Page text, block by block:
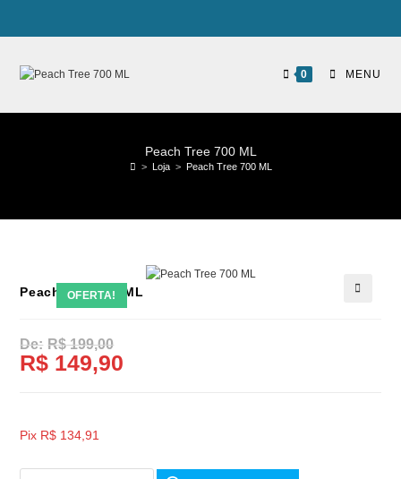
0 MENU
Peach Tree 700 ML
> Loja > Peach Tree 700 ML
OFERTA!
Peach Tree 700 ML
R$199,00
R$ 149,90
Pix R$ 134,91